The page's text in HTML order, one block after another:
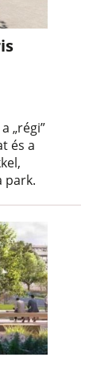
„régi”
és a
park.